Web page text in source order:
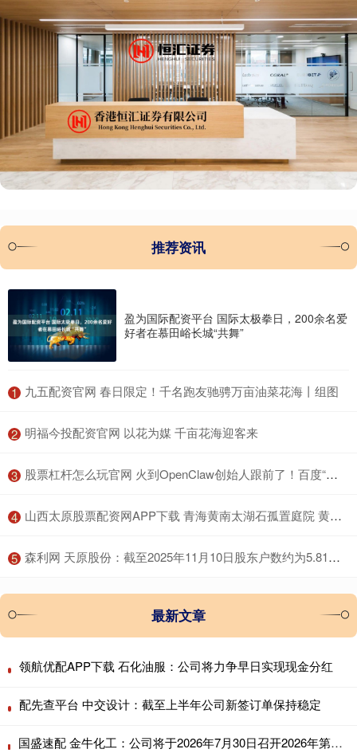
推荐资讯
盈为国际配资平台 国际太极拳日，200余名爱
好者在慕田峪长城“共舞”
1 ​九五配资官网 春日限定！千名跑友驰骋万亩油菜花海丨组图
2 ​明福今投配资官网 以花为媒 千亩花海迎客来
3 ​股票杠杆怎么玩官网 火到OpenClaw创始人跟前了！百度“养虾全家桶”到底有多猛？
4 ​山西太原股票配资网APP下载 青海黄南太湖石孤置庭院 黄南太湖石绿地造景 黄石大型窟窿石
5 ​森利网 天原股份：截至2025年11月10日股东户数约为5.81万户
最新文章
领航优配APP下载 石化油服：公司将力争早日实现现金分红
配先查平台 中交设计：截至上半年公司新签订单保持稳定
国盛速配 金牛化工：公司将于2026年7月30日召开2026年第二次临时股东会